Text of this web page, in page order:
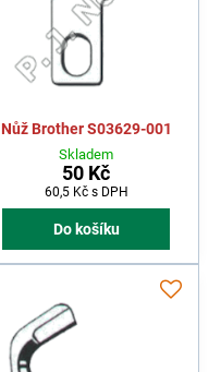
Nůž Brother S03629-001
Skladem
50 Kč
60,5 Kč s DPH
Do košíku